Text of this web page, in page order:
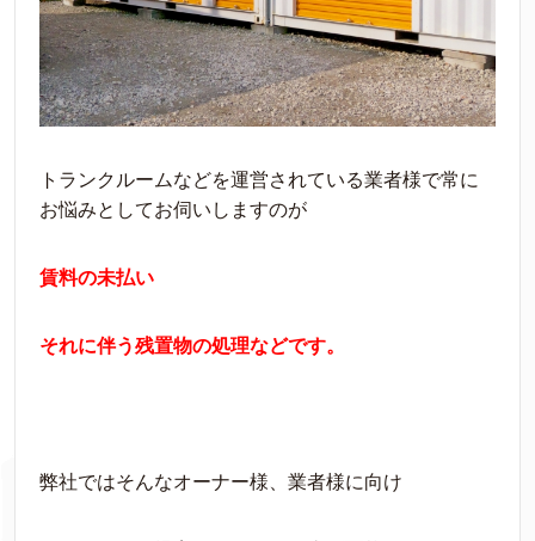
トランクルームなどを運営されている業者様で常に
お悩みとしてお伺いしますのが
賃料の未払い
それに伴う残置物の処理などです。
弊社ではそんなオーナー様、業者様に向け